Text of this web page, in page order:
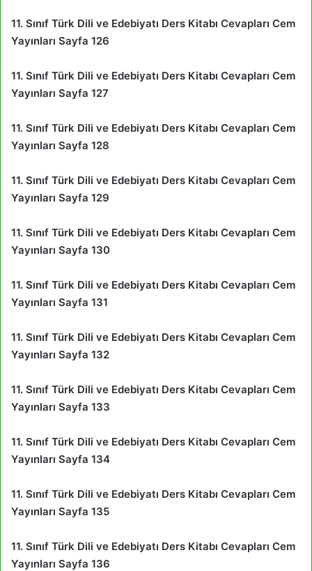
11. Sınıf Türk Dili ve Edebiyatı Ders Kitabı Cevapları Cem
Yayınları Sayfa 126
11. Sınıf Türk Dili ve Edebiyatı Ders Kitabı Cevapları Cem
Yayınları Sayfa 127
11. Sınıf Türk Dili ve Edebiyatı Ders Kitabı Cevapları Cem
Yayınları Sayfa 128
11. Sınıf Türk Dili ve Edebiyatı Ders Kitabı Cevapları Cem
Yayınları Sayfa 129
11. Sınıf Türk Dili ve Edebiyatı Ders Kitabı Cevapları Cem
Yayınları Sayfa 130
11. Sınıf Türk Dili ve Edebiyatı Ders Kitabı Cevapları Cem
Yayınları Sayfa 131
11. Sınıf Türk Dili ve Edebiyatı Ders Kitabı Cevapları Cem
Yayınları Sayfa 132
11. Sınıf Türk Dili ve Edebiyatı Ders Kitabı Cevapları Cem
Yayınları Sayfa 133
11. Sınıf Türk Dili ve Edebiyatı Ders Kitabı Cevapları Cem
Yayınları Sayfa 134
11. Sınıf Türk Dili ve Edebiyatı Ders Kitabı Cevapları Cem
Yayınları Sayfa 135
11. Sınıf Türk Dili ve Edebiyatı Ders Kitabı Cevapları Cem
Yayınları Sayfa 136